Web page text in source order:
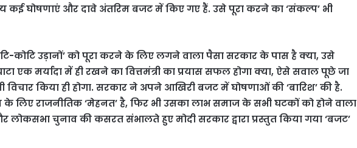
कई घोषणाएं और दावे अंतरिम बजट में किए गए हैं. उसे पूरा करने का ‘संकल्प’ भी
कोटि उड़ानों’ को पूरा करने के लिए लगने वाला पैसा सरकार के पास है क्या, उसे
एक मर्यादा में ही रखने का वित्तमंत्री का प्रयास सफल होगा क्या, ऐसे सवाल पूछे जा
किया ही होगा. सरकार ने अपने आखिरी बजट में घोषणाओं की ‘बारिश’ की है.
लिए राजनीतिक ‘मेहनत’ है, फिर भी उसका लाभ समाज के सभी घटकों को होने वाला
लोकसभा चुनाव की कसरत संभालते हुए मोदी सरकार द्वारा प्रस्तुत किया गया ‘बजट’